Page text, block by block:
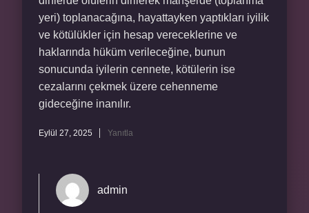
yeri) toplanacağına, hayattayken yaptıkları iyilik
ve kötülükler için hesap vereceklerine ve
haklarında hüküm verileceğine, bunun
sonucunda iyilerin cennete, kötülerin ise
cezalarını çekmek üzere cehenneme
gideceğine inanılır.
Eylül 27, 2025 Yanıtla
admin